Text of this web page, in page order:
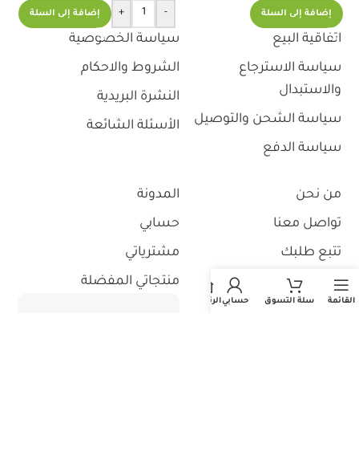
إضافة إلى السلة -
+ إضافة إلى السلة
اتفاقية البيع
سياسة الاسترجاع
والاستبدال
سياسة الشحن والتوصيل
سياسة الدفع
سياسة الخصوصية
الشروط والاحكام
النشرة البريدية
الأسئلة الشائعة
من نحن
تواصل معنا
تتبع طلبك
استثمر معنا
المدونة
حسابي
مشترياتي
منتجاتي المفضلة
القائمة سلة التسوق حسابيالرئيسية